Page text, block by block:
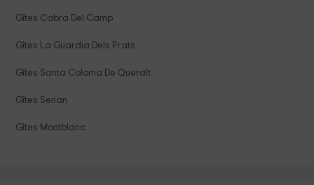
Gîtes Cabra Del Camp
Gîtes La Guardia Dels Prats
Gîtes Santa Coloma De Queralt
Gîtes Senan
Gîtes Montblanc